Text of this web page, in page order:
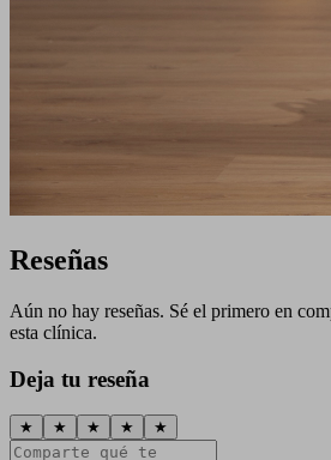
Reseñas
Aún no hay reseñas. Sé el primero en
esta clínica.
Deja tu reseña
★ ★ ★ ★ ★